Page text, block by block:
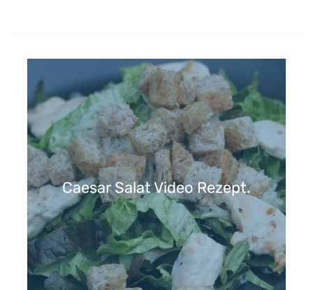
Caesar Salat Video Rezept.